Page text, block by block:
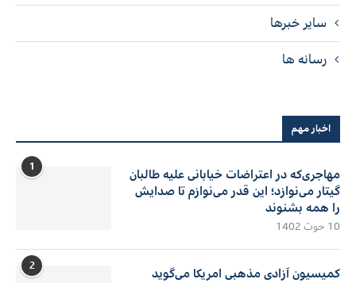
سایر خبرها
رسانه ها
اخبار مهم
1
مهاجری‌که در اعتراضات خیابانی علیه طالبان
گیتار می‌نوازد؛ این قدر می‌نوازم تا صدایش
را همه بشنوند
10 حوت 1402
2
کمیسیون آزادی مذهبی امریکا می‌گوید